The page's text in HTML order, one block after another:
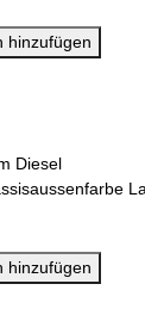
hinzufügen
Diesel
hinzufügen